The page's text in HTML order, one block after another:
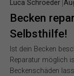
Becken
Selbsthilfe!
Luca Schroeder
Ist dein Becken
Reparatur möglich
Beckenschäden